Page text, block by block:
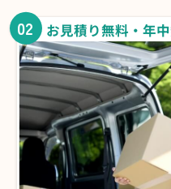
02 お見積り無料・年